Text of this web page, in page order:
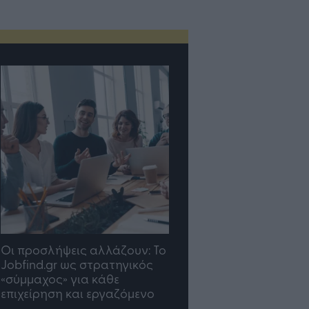
TP Greece: Πώς
διαμορφώνεται το μέλλον
του Insurance στην εποχή
του AI